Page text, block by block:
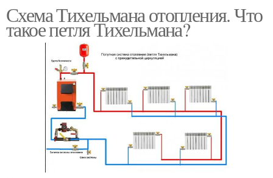
Схема Тихельмана отопления. Что
такое петля Тихельмана?